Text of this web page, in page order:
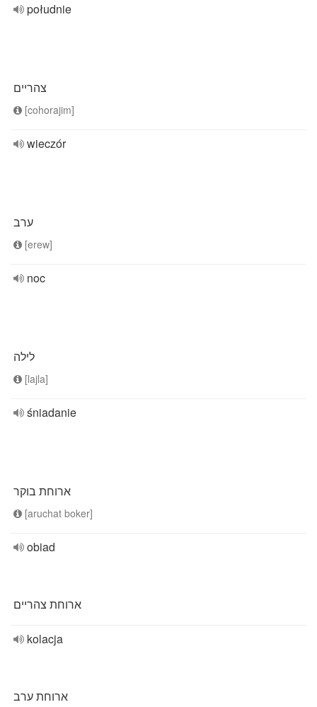
południe
צהריים
[cohorajim]
wieczór
ערב
[erew]
noc
לילה
[lajla]
śniadanie
ארוחת בוקר
[aruchat boker]
obiad
ארוחת צהריים
kolacja
ארוחת ערב